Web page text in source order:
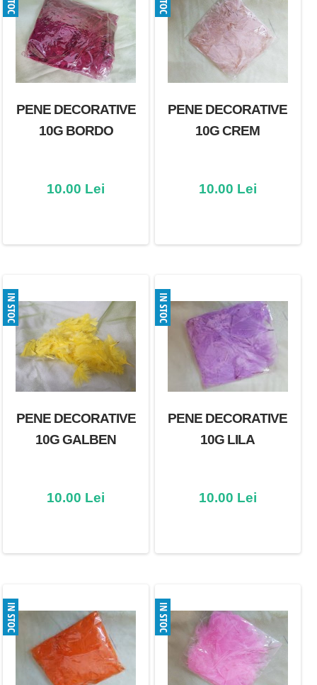
PENE DECORATIVE
10G BORDO
10.00 Lei
PENE DECORATIVE
10G CREM
10.00 Lei
PENE DECORATIVE
10G GALBEN
10.00 Lei
PENE DECORATIVE
10G LILA
10.00 Lei